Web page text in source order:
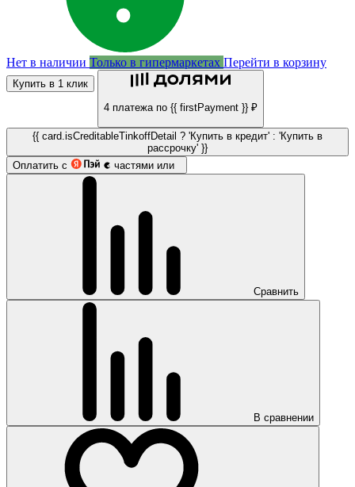
Нет в наличии Только в гипермаркетах Перейти в корзину
Купить в 1 клик
4 платежа по {{ firstPayment }} ₽
{{ card.isCreditableTinkoffDetail ? 'Купить в кредит' : 'Купить в
рассрочку' }}
Оплатить с
частями или
Сравнить
В сравнении